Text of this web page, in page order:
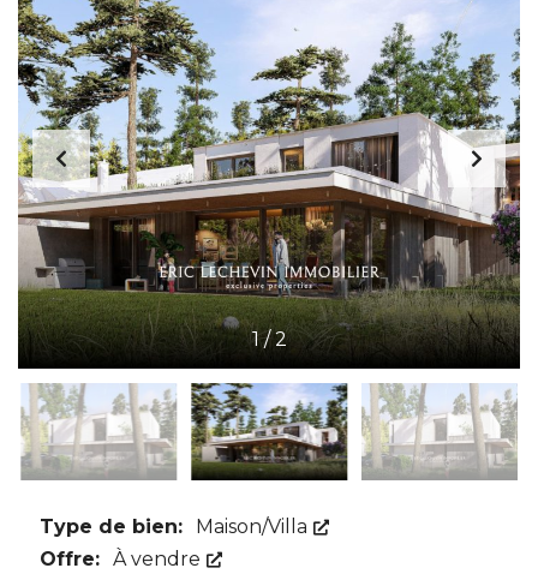
1/2
Type de bien:
Maison/Villa
Offre: À vendre